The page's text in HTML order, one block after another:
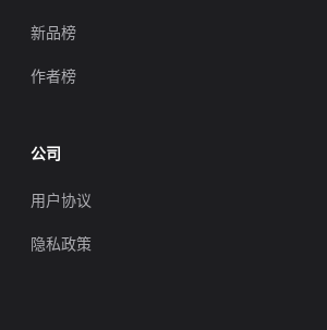
新品榜
作者榜
公司
用户协议
隐私政策